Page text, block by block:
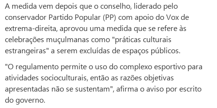
A medida vem depois que o conselho, liderado pelo
conservador Partido Popular (PP) com apoio do Vox de
extrema-direita, aprovou uma medida que se refere às
celebrações muçulmanas como "práticas culturais
estrangeiras" a serem excluídas de espaços públicos.
"O regulamento permite o uso do complexo esportivo para
atividades socioculturais, então as razões objetivas
apresentadas não se sustentam", afirma o aviso por escrito
do governo.